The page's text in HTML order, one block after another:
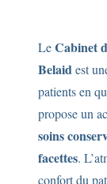
LeCabinet
Belaidest
patients en
propose un
soins
facettes.
confort du